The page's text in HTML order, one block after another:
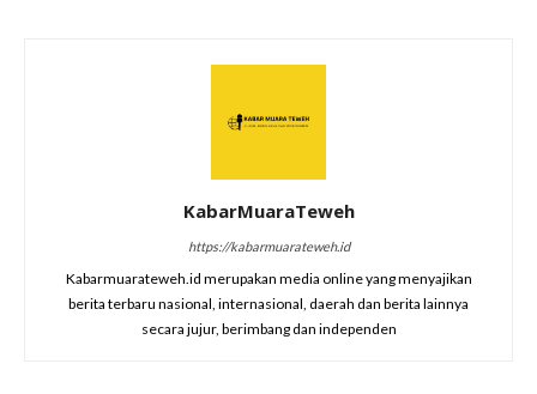
KabarMuaraTeweh
https://kabarmuarateweh.id
Kabarmuarateweh.id merupakan media online yang menyajikan
berita terbaru nasional, internasional, daerah dan berita lainnya
secara jujur, berimbang dan independen